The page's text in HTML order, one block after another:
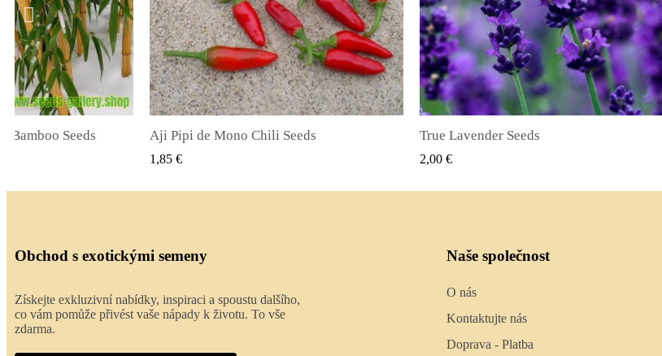
NÁHLED
Seeds RYCHLÝ NÁHLED
True Lavender Seeds
2,00 €
RYCHLÝ NÁHLED
Semena nového koření (Pimenta dioica)
2,25 €
Obchod s exotickými semeny
Získejte exkluzivní nabídky, inspiraci a spoustu dalšího,
co vám pomůže přivést vaše nápady k životu. To vše
zdarma.
Naše společnost
O nás
Kontaktujte nás
Doprava - Platba